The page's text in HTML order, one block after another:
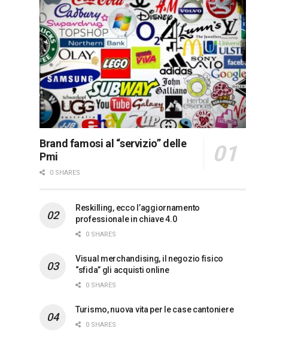
Brand famosi al “servizio” delle
Pmi
0 SHARES
Reskilling, ecco l’aggiornamento
professionale in chiave 4.0
0 SHARES
Visual merchandising, il negozio fisico
“sfida” gli acquisti online
0 SHARES
Turismo, nuova vita per le case cantoniere
0 SHARES